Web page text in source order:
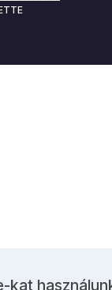
kat